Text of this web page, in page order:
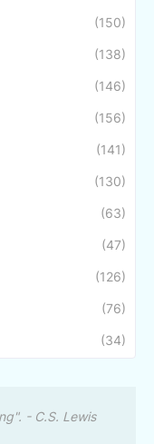
(150)
(138)
(146)
(156)
(141)
(130)
(63)
(47)
(126)
(76)
(34)
- C.S. Lewis